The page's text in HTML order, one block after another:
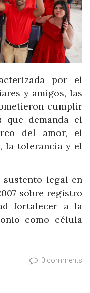
por el
y amigos, las
cumplir
que demanda el
del amor, el
la tolerancia y el
sustento legal en
sobre registro
fortalecer a la
como célula
0 comments